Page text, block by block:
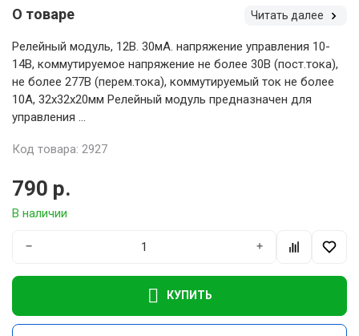
О товаре Читать далее
Релейный модуль, 12В. 30мА. напряжение управления 10-
14В, коммутируемое напряжение не более 30В (пост.тока),
не более 277В (перем.тока), коммутируемый ток не более
10А, 32х32х20мм Релейный модуль предназначен для
управления ...
Код товара: 2927
790 р.
В наличии
− +
КУПИТЬ